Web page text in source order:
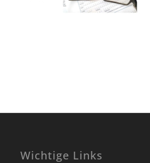
Wichtige Links